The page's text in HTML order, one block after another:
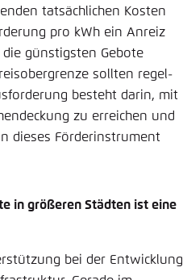
tatsächlichen Kosten
pro kWh ein Anreiz
günstigsten Gebote
sollten regel-
besteht darin, mit
zu erreichen und
dieses Förderinstrument
in größeren Städten ist eine
bei der Entwicklung